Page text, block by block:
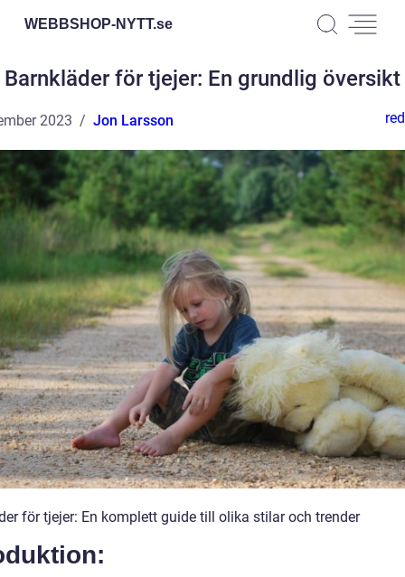
WEBBSHOP-NYTT.se
Barnkläder för tjejer: En grundlig översikt
2023 Jon Larsson
för tjejer: En komplett guide till olika stilar och trender